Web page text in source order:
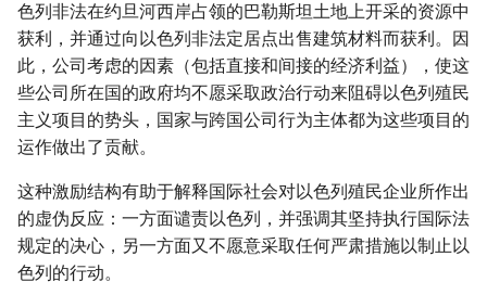
色列非法在约旦河西岸占领的巴勒斯坦土地上开采的资源中
获利，并通过向以色列非法定居点出售建筑材料而获利。因
此，公司考虑的因素（包括直接和间接的经济利益），使这
些公司所在国的政府均不愿采取政治行动来阻碍以色列殖民
主义项目的势头，国家与跨国公司行为主体都为这些项目的
运作做出了贡献。
这种激励结构有助于解释国际社会对以色列殖民企业所作出
的虚伪反应：一方面谴责以色列，并强调其坚持执行国际法
规定的决心，另一方面又不愿意采取任何严肃措施以制止以
色列的行动。